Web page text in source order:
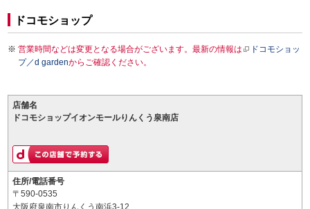
ドコモショップ
営業時間などは変更となる場合がございます。最新の情報は
ドコモショッ
プ／d gardenからご確認ください。
店舗名
ドコモショップイオンモールりんくう泉南店
住所/電話番号
〒590-0535
大阪府泉南市りんくう南浜3-12